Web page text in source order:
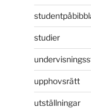
studier
upphovsrätt
utställningar